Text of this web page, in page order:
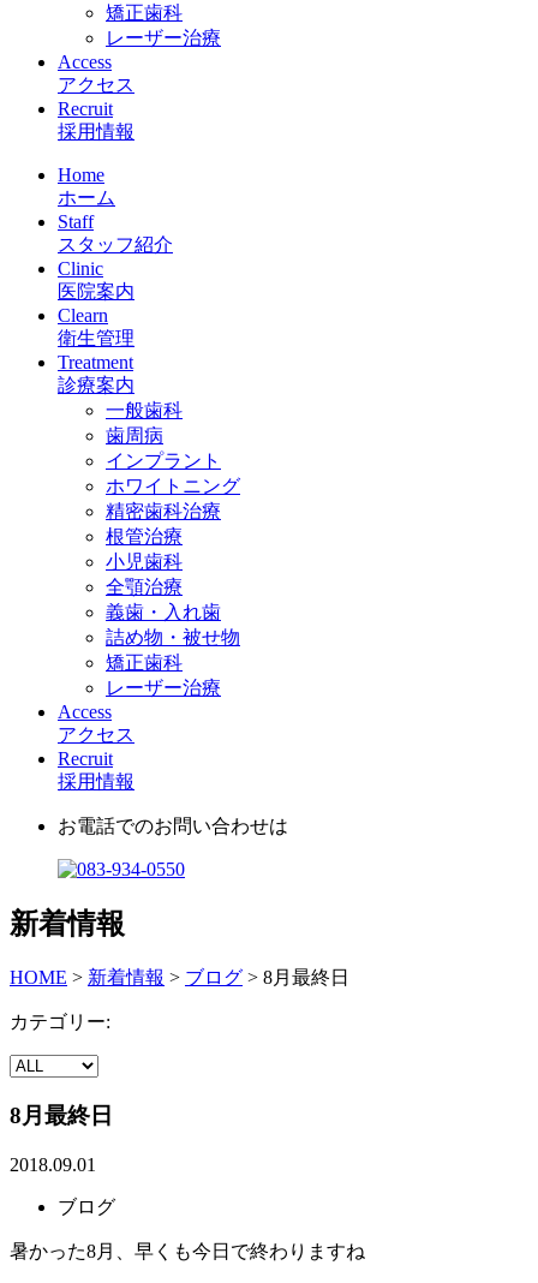
矯正歯科
レーザー治療
Access
アクセス
Recruit
採用情報
Home
ホーム
Staff
スタッフ紹介
Clinic
医院案内
Clearn
衛生管理
Treatment
診療案内
一般歯科
歯周病
インプラント
ホワイトニング
精密歯科治療
根管治療
小児歯科
全顎治療
義歯・入れ歯
詰め物・被せ物
矯正歯科
レーザー治療
Access
アクセス
Recruit
採用情報
お電話でのお問い合わせは
新着情報
HOME > 新着情報 > ブログ > 8月最終日
カテゴリー:
8月最終日
2018.09.01
ブログ
暑かった8月、早くも今日で終わりますね